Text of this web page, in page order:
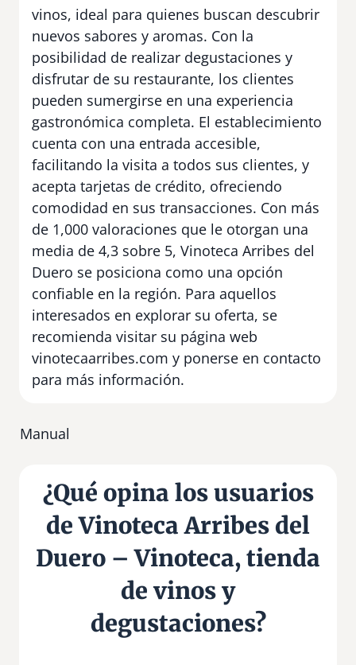
vinos, ideal para quienes buscan descubrir
nuevos sabores y aromas. Con la
posibilidad de realizar degustaciones y
disfrutar de su restaurante, los clientes
pueden sumergirse en una experiencia
gastronómica completa. El establecimiento
cuenta con una entrada accesible,
facilitando la visita a todos sus clientes, y
acepta tarjetas de crédito, ofreciendo
comodidad en sus transacciones. Con más
de 1,000 valoraciones que le otorgan una
media de 4,3 sobre 5, Vinoteca Arribes del
Duero se posiciona como una opción
confiable en la región. Para aquellos
interesados en explorar su oferta, se
recomienda visitar su página web
vinotecaarribes.com y ponerse en contacto
para más información.
Manual
¿Qué opina los usuarios
de Vinoteca Arribes del
Duero – Vinoteca, tienda
de vinos y
degustaciones?